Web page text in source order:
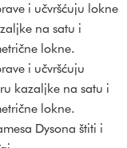
i učvršćuju lokne
na satu i
lokne.
i učvršćuju
kazaljke na satu i
lokne.
Dysona štiti i